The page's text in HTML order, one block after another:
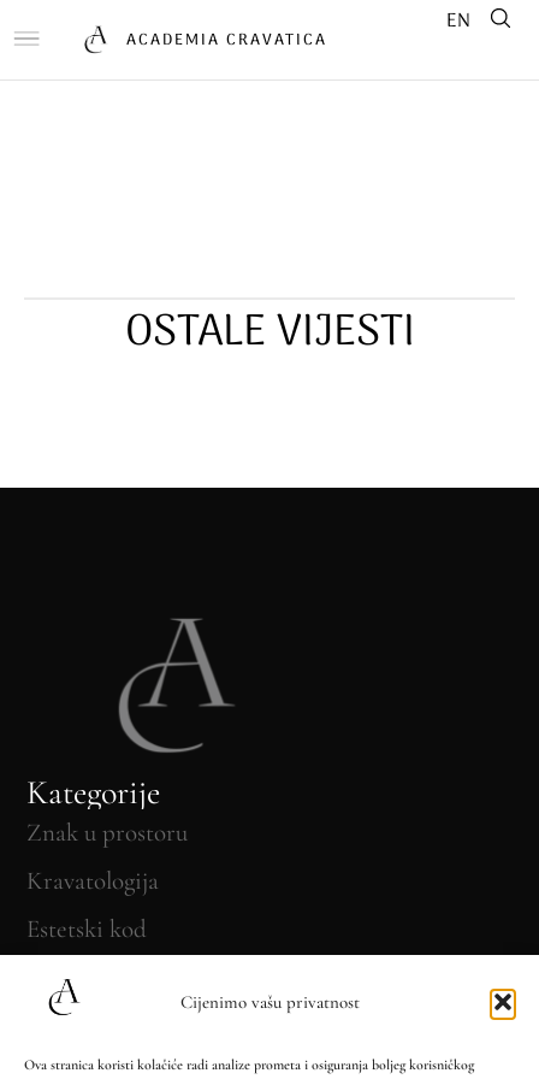
Cijenimo vašu privatnost
Ova stranica koristi kolačiće radi analize prometa i osiguranja boljeg korisničkog
ACADEMIA CRAVATICA
EN
OSTALE VIJESTI
Kategorije
Znak u prostoru
Kravatologija
Estetski kod
Put Kravate kroz vrijeme